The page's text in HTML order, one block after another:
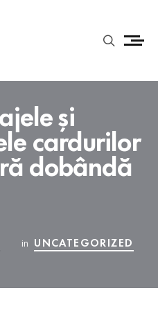
și
cardurilor
dobândă
in UNCATEGORIZED